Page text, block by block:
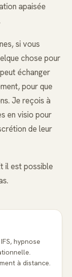
apaisée
si vous
chose pour
échanger
pour que
Je reçois à
en visio pour
de leur
il est possible
hypnose
à distance.